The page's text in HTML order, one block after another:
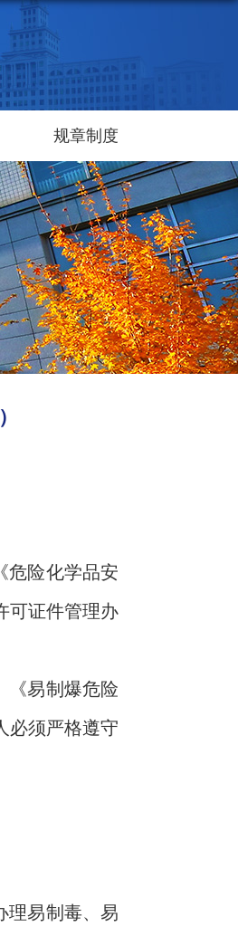
规章制度
危险化学品安
可证件管理办
《易制爆危险
必须严格遵守
理易制毒、易